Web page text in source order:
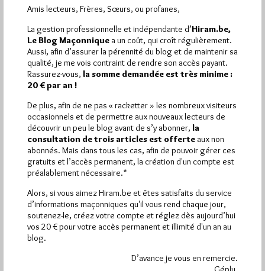
Hier jeudi 6 août 2026, Hiram.be a reçu1 672 visites
2 608 pagesont été lues (Source : Pirsch.io)
Plus d’informations
Quels sont les articles les plus lus du blog ?
Abonnement aux Newsletters - RSS
Amis lecteurs, Frères, Sœurs, ou profanes,
La gestion professionnelle et indépendante d’Hiram.be,
Le Blog Maçonnique a un coût, qui croît régulièrement.
Aussi, afin d’assurer la pérennité du blog et de maintenir sa
qualité, je me vois contraint de rendre son accès payant.
Rassurez-vous, la somme demandée est très minime :
20 € par an !
De plus, afin de ne pas « racketter » les nombreux visiteurs
occasionnels et de permettre aux nouveaux lecteurs de
découvrir un peu le blog avant de s’y abonner, la
consultation de trois articles est offerte aux non
abonnés. Mais dans tous les cas, afin de pouvoir gérer ces
gratuits et l’accès permanent, la création d'un compte est
préalablement nécessaire.*
Alors, si vous aimez Hiram.be et êtes satisfaits du service
d’informations maçonniques qu'il vous rend chaque jour,
soutenez-le, créez votre compte et réglez dès aujourd’hui
vos 20 € pour votre accès permanent et illimité d'un an au
blog.
D’avance je vous en remercie.